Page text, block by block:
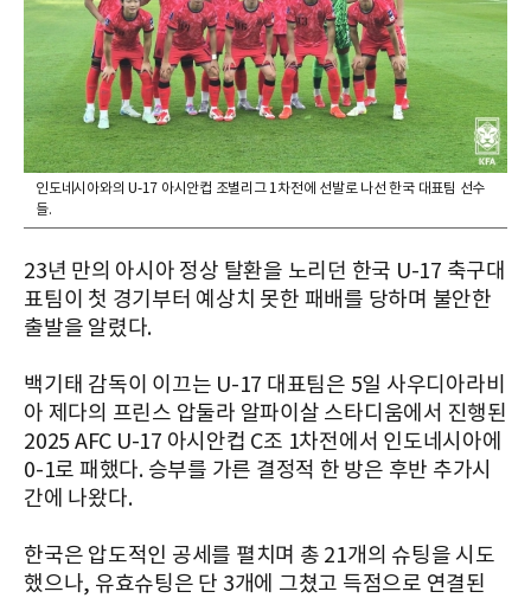
인도네시아와의 U-17 아시안컵 조별리그 1차전에 선발로 나선 한국 대표팀 선수
들.
23년 만의 아시아 정상 탈환을 노리던 한국 U-17 축구대
표팀이 첫 경기부터 예상치 못한 패배를 당하며 불안한
출발을 알렸다.
백기태 감독이 이끄는 U-17 대표팀은 5일 사우디아라비
아 제다의 프린스 압둘라 알파이살 스타디움에서 진행된
2025 AFC U-17 아시안컵 C조 1차전에서 인도네시아에
0-1로 패했다. 승부를 가른 결정적 한 방은 후반 추가시
간에 나왔다.
한국은 압도적인 공세를 펼치며 총 21개의 슈팅을 시도
했으나, 유효슈팅은 단 3개에 그쳤고 득점으로 연결된